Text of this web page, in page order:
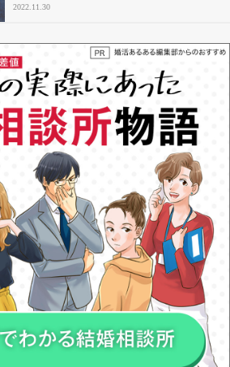
2022.11.30